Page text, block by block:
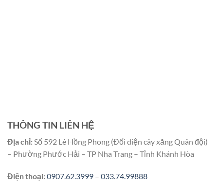
THÔNG TIN LIÊN HỆ
Địa chỉ:Số 592 Lê Hồng Phong (Đối diện cây xăng Quân đội)
– Phường Phước Hải – TP Nha Trang – Tỉnh Khánh Hòa
Điện thoại:0907.62.3999 – 033.74.99888